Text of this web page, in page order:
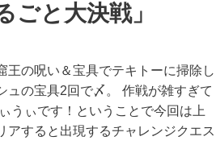
ごと大決戦」
王の呪い＆宝具でテキトーに掃除し
ュの宝具2回で〆。 作戦が雑すぎて
うぃです！ということで今回は上
アすると出現するチャレンジクエス